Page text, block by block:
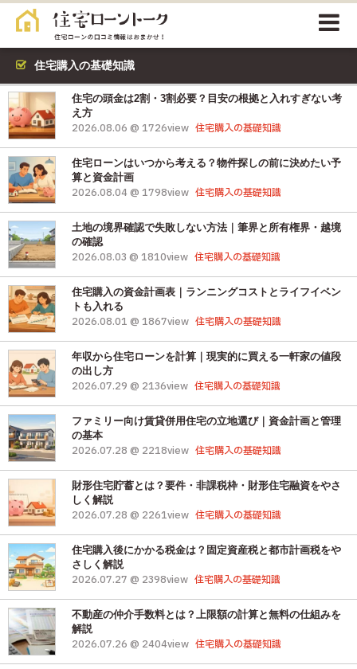
住宅購入の基礎知識
住宅の頭金は2割・3割必要？目安の根拠と入れすぎない考
え方
2026.08.06 @ 1726view 住宅購入の基礎知識
住宅ローンはいつから考える？物件探しの前に決めたい予
算と資金計画
2026.08.04 @ 1798view 住宅購入の基礎知識
土地の境界確認で失敗しない方法｜筆界と所有権界・越境
の確認
2026.08.03 @ 1810view 住宅購入の基礎知識
住宅購入の資金計画表｜ランニングコストとライフイベン
トも入れる
2026.08.01 @ 1867view 住宅購入の基礎知識
年収から住宅ローンを計算｜現実的に買える一軒家の値段
の出し方
2026.07.29 @ 2136view 住宅購入の基礎知識
ファミリー向け賃貸併用住宅の立地選び｜資金計画と管理
の基本
2026.07.28 @ 2218view 住宅購入の基礎知識
財形住宅貯蓄とは？要件・非課税枠・財形住宅融資をやさ
しく解説
2026.07.28 @ 2261view 住宅購入の基礎知識
住宅購入後にかかる税金は？固定資産税と都市計画税をや
さしく解説
2026.07.27 @ 2398view 住宅購入の基礎知識
不動産の仲介手数料とは？上限額の計算と無料の仕組みを
解説
2026.07.26 @ 2404view 住宅購入の基礎知識